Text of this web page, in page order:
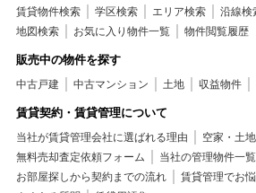
賃貸物件検索 学区検索 エリア検索 沿線検
地図検索
お気に入り物件一覧 物件閲覧履歴
販売中の物件を探す
中古戸建 中古マンション 土地 収益物件
賃貸契約・賃貸管理について
当社が賃貸管理会社に選ばれる理由
空家・土
無料売却査定依頼フォーム
当社の管理物件一覧
お部屋探しから契約までの流れ
賃貸管理でお